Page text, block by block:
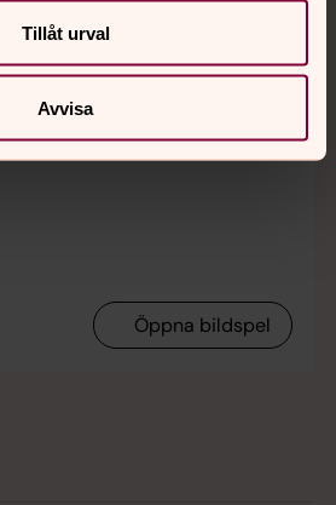
Tillåt urval
Avvisa
Öppna bildspel